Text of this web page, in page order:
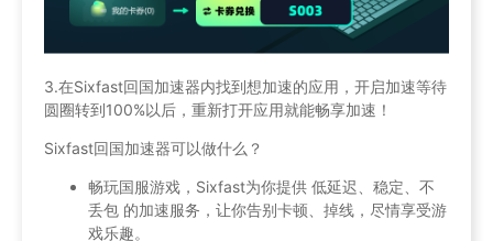
3.在Sixfast回国加速器内找到想加速的应用，开启加速等待
圆圈转到100%以后，重新打开应用就能畅享加速！
Sixfast回国加速器可以做什么？
畅玩国服游戏，Sixfast为你提供 低延迟、稳定、不
丢包 的加速服务，让你告别卡顿、掉线，尽情享受游
戏乐趣。